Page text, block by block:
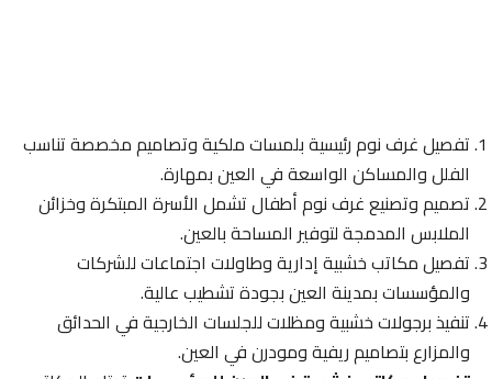
تفصيل غرف نوم رئيسية بلمسات ملكية وتصاميم مخصصة تناسب
الفلل والمساكن الواسعة في العين بمهارة.
تصميم وتصنيع غرف نوم أطفال تشمل الأسرة المبتكرة وخزائن
الملابس المدمجة لتوفير المساحة بالعين.
تفصيل مكاتب خشبية إدارية وطاولات اجتماعات للشركات
والمؤسسات بمدينة العين بجودة تشطيب عالية.
تنفيذ برجولات خشبية ومظلات للجلسات الخارجية في الحدائق
والمزارع بتصاميم ريفية ومودرن في العين.